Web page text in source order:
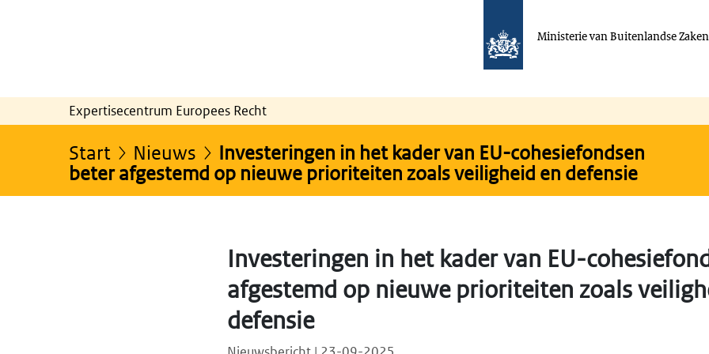
Ministerie van Buitenlandse Zaken
Expertisecentrum Europees Recht
Start Nieuws
Investeringen in het kader van EU-cohesiefondsen
beter afgestemd op nieuwe prioriteiten zoals veiligheid en defensie
Investeringen in het kader van EU-
afgestemd op nieuwe prioriteiten zoals
defensie